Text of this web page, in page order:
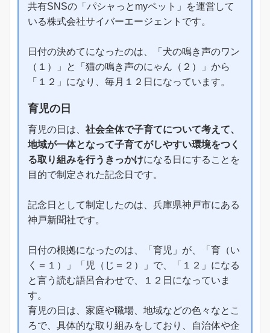
共有SNSの「パシャっとmyペット」を運営して
いる株式会社サイバーエージェントです。
日付の決めてになったのは、「犬の鳴き声のワン
（１）」と「猫の鳴き声のにゃん（２）」から
「１２」になり、毎月１２日になっています。
育児の日
育児の日は、 社会全体で子育てについて考えて、
地域が一体となって子育てがしやすい環境をつく
る取り組みを行うきっかけになる日にすることを
目的で制定された記念日です。
記念日として制定したのは、兵庫県神戸市にある
神戸新聞社です。
日付の根拠になったのは、「育児」が、「育（い
く＝１）」「児（じ＝２）」で、「１２」になる
と言う読む語呂合わせで、１２日になっていま
す。
育児の日は、家庭や職場、地域などの色々なとこ
ろで、具体的な取り組みをしており、自治体や企